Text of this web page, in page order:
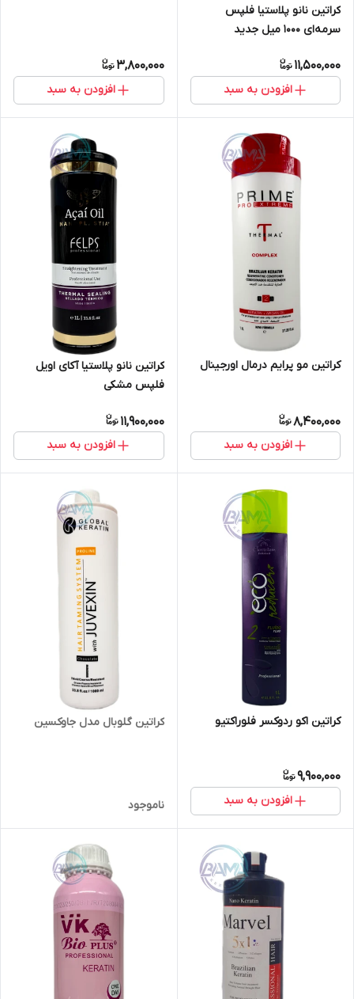
کراتین نانو پلاستیا فلپس
سرمه‌ای ۱۰۰۰ میل جدید
11,500,000
افزودن به سبد
3,800,000
افزودن به سبد
کراتین مو پرایم درمال اورجینال
8,400,000
افزودن به سبد
کراتین نانو پلاستیا آکای اویل
فلپس مشکی
11,900,000
افزودن به سبد
کراتین اکو ردوکسر فلوراکتیو
9,900,000
افزودن به سبد
کراتین گلوبال مدل جاوکسین
ناموجود